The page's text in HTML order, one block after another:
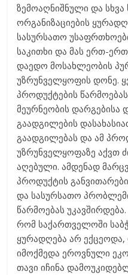
ზემოაღნიშნული და
ორგანიზაციების
სასურსათო
საკითხი და მას ერთ-
დაედო მოსახლეობის
უზრუნველყოფის დონე.
პროდუქტების
მეურნეობის დარგებისა
გაადგილების
გაადგილებას და ამ
უზრუნველყოფაზე აქვთ
აღებული. ამდენად
პროდუქტის
და სასურსათო
წარმოებას
რომ საქართველოში
ყურადღება არ
იმოქმედა ეროვნული
თავი იჩინა